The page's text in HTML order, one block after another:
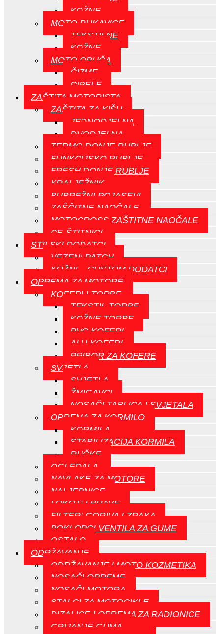
KOŽNE
MOTO RUKAVICE
TEKSTILNE
KOŽNE
MOTO OBUČA
ČIZME
CIPELE
ZAŠTITA MOTORISTA
ZAŠTITA ZA KIŠU
JEDNODJELNA
DVODJELNA
TERMO DONJE RUBLJE
FUNKCIJSKO RUBLJE
FRESH DONJE RUBLJE
KRALJEŽNIK
BUBREŽNI POJASEVI
ZAŠČITNE NAOČALE
MOTOCROSS ZAŠTITNE NAOČALE
CE-ŠTITNICI
STILSKI DODATCI
VEZENI PATCH
KOŽNI – CUSTOM DODATCI
OPREMA ZA MOTORE
KOFERI I TORBE
TEKSTIL TORBE
KOŽNE TORBE
PVC KOFERI
ALU KOFERI
PRIBOR ZA KOFERE
SVJETLA
SVJETLA
ŽMIGAVCI
NOSAČI TABLICA I SVJETALA
OPREMA ZA KORMILO
KORMILA
STABILIZACIJA KORMILA
RUČKE
OGLEDALA
NAVLAKE ZA MOTORE
NALJEPNICE
LOKOTI I BRAVE
FILTERI GORIVA I ZRAKA
POKLOPCI VENTILA ZA GUME
OSTALO
ODRŽAVANJE
ODRŽAVANJE I MOTO KOZMETIKA
NOSAČI OPREME
NOSAČI MOTORA
STALCI ZA MOTOCIKLE
DIZALICE I OPREMA ZA RADIONICE
GRIJANJE GUMA